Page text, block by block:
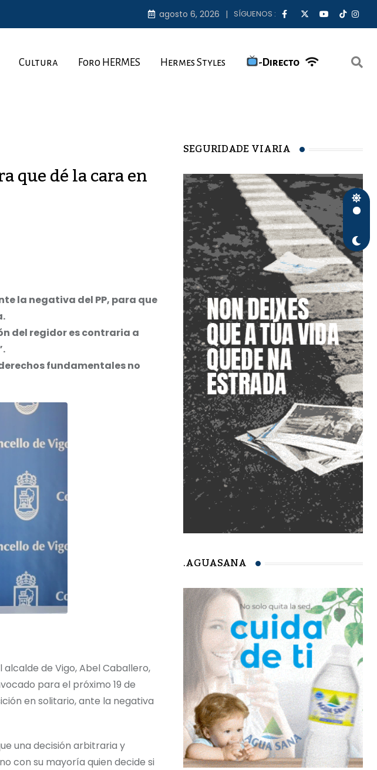
agosto 6, 2026 SÍGUENOS :
Cultura Foro HERMES Hermes Styles -Directo
que dé la cara en
la negativa del PP, para que
del regidor es contraria a
fundamentales no
de Vigo, Abel Caballero,
para el próximo 19 de
en solitario, ante la negativa
una decisión arbitraria y
con su mayoría quien decide si
SEGURIDADE VIARIA
.AGUASANA